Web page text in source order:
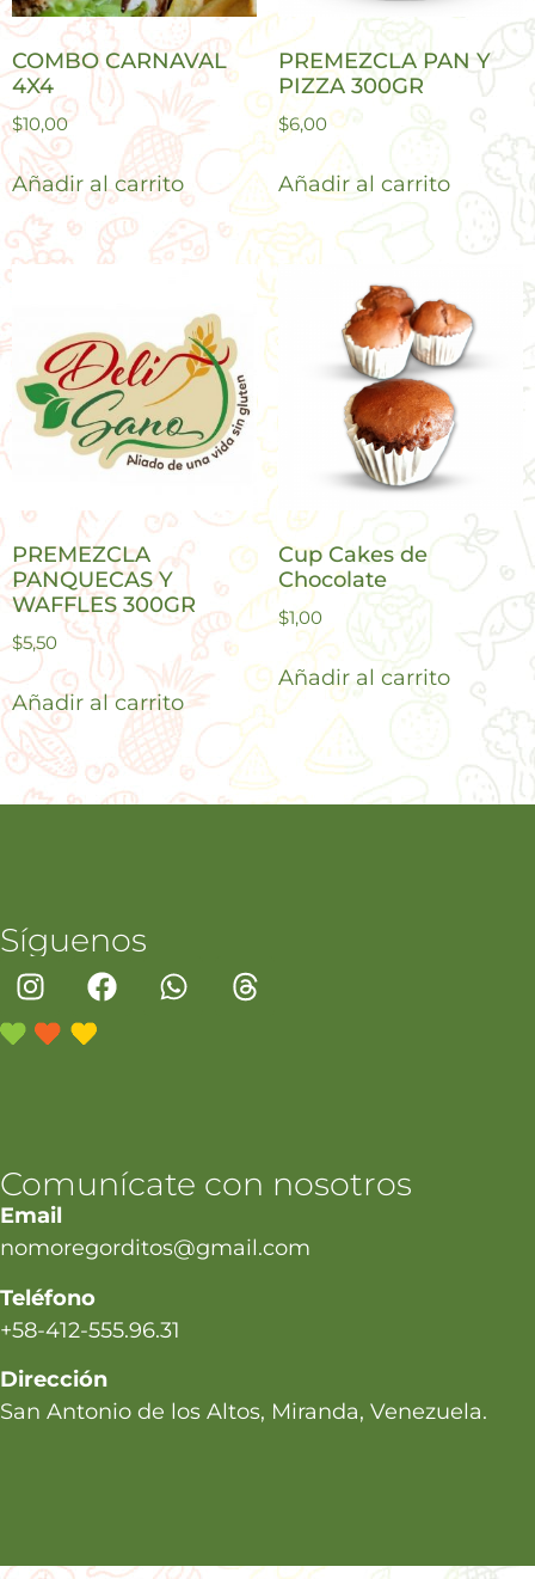
COMBO CARNAVAL
4X4
$10,00
Añadir al carrito
PREMEZCLA PAN Y
PIZZA 300GR
$6,00
Añadir al carrito
PREMEZCLA
PANQUECAS Y
WAFFLES 300GR
$5,50
Añadir al carrito
Cup Cakes de
Chocolate
$1,00
Añadir al carrito
Síguenos
Comunícate con nosotros
Email
nomoregorditos@gmail.com
Teléfono
+58-412-555.96.31
Dirección
San Antonio de los Altos, Miranda, Venezuela.